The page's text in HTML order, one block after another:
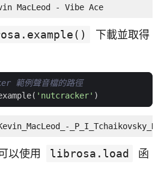
Kevin MacLeod - Vibe Ace
下載並取得
範例聲音檔的路徑
( 'nutcracker' )
以使用 librosa.load
函